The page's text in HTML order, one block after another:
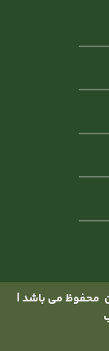
محفوظ می باشد |